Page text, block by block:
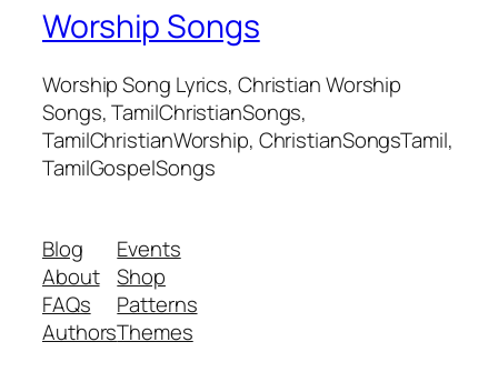
Worship Songs
Worship Song Lyrics, Christian Worship
Songs, TamilChristianSongs,
TamilChristianWorship, ChristianSongsTamil,
TamilGospelSongs
Blog
About
FAQs
Authors
Events
Shop
Patterns
Themes